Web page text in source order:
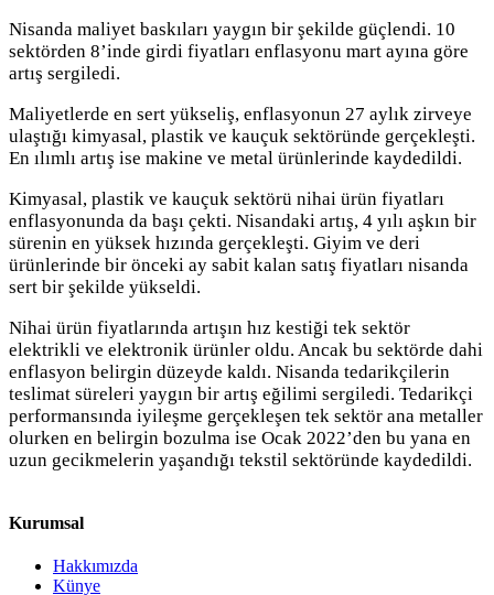
Nisanda maliyet baskıları yaygın bir şekilde güçlendi. 10
sektörden 8’inde girdi fiyatları enflasyonu mart ayına göre
artış sergiledi.
Maliyetlerde en sert yükseliş, enflasyonun 27 aylık zirveye
ulaştığı kimyasal, plastik ve kauçuk sektöründe gerçekleşti.
En ılımlı artış ise makine ve metal ürünlerinde kaydedildi.
Kimyasal, plastik ve kauçuk sektörü nihai ürün fiyatları
enflasyonunda da başı çekti. Nisandaki artış, 4 yılı aşkın bir
sürenin en yüksek hızında gerçekleşti. Giyim ve deri
ürünlerinde bir önceki ay sabit kalan satış fiyatları nisanda
sert bir şekilde yükseldi.
Nihai ürün fiyatlarında artışın hız kestiği tek sektör
elektrikli ve elektronik ürünler oldu. Ancak bu sektörde dahi
enflasyon belirgin düzeyde kaldı. Nisanda tedarikçilerin
teslimat süreleri yaygın bir artış eğilimi sergiledi. Tedarikçi
performansında iyileşme gerçekleşen tek sektör ana metaller
olurken en belirgin bozulma ise Ocak 2022’den bu yana en
uzun gecikmelerin yaşandığı tekstil sektöründe kaydedildi.
Kurumsal
Hakkımızda
Künye